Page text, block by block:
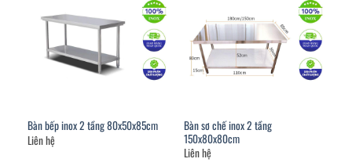
Bàn bếp inox 2 tầng 80x50x85cm
Liên hệ
Bàn sơ chế inox 2 tầng
150x80x80cm
Liên hệ